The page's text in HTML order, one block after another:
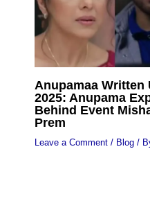
Anupamaa Written
2025: Anupama
Behind Event
Prem
Leave a Comment / Blog/